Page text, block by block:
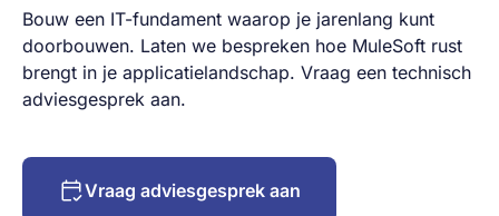
Bouw een IT-fundament waarop je jarenlang kunt
doorbouwen. Laten we bespreken hoe MuleSoft rust
brengt in je applicatielandschap. Vraag een technisch
adviesgesprek aan.
Vraag adviesgesprek aan